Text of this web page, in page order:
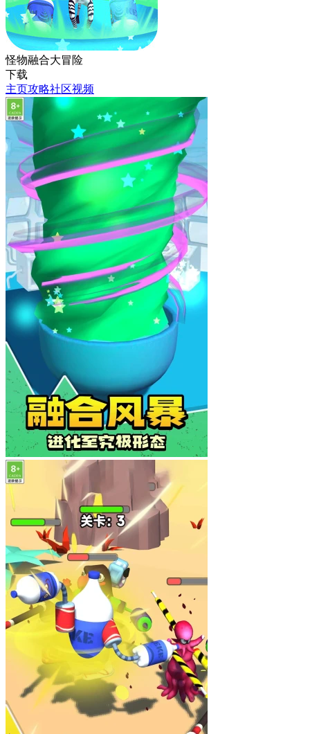
怪物融合大冒险
下载
主页攻略社区视频